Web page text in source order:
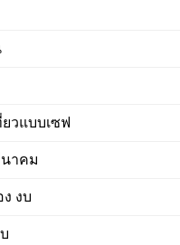
วแบบเซฟ
าคม
งบ